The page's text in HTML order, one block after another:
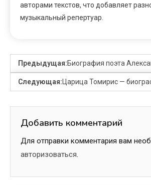
авторами текстов, что добавляет
музыкальный репертуар.
Предыдущая:Биография поэта
Следующая:Царица Томирис —
Добавить комментарий
Для отправки комментария вам
авторизоваться.